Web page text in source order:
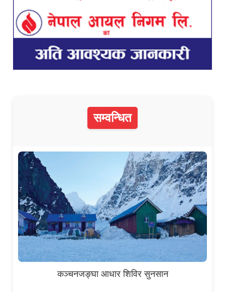
सम्वन्धित
कञ्चनजङ्घा आधार शिविर सुनसान